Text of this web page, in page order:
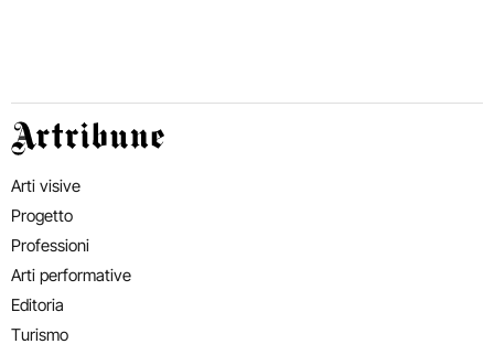
Artribune
Arti visive
Progetto
Professioni
Arti performative
Editoria
Turismo